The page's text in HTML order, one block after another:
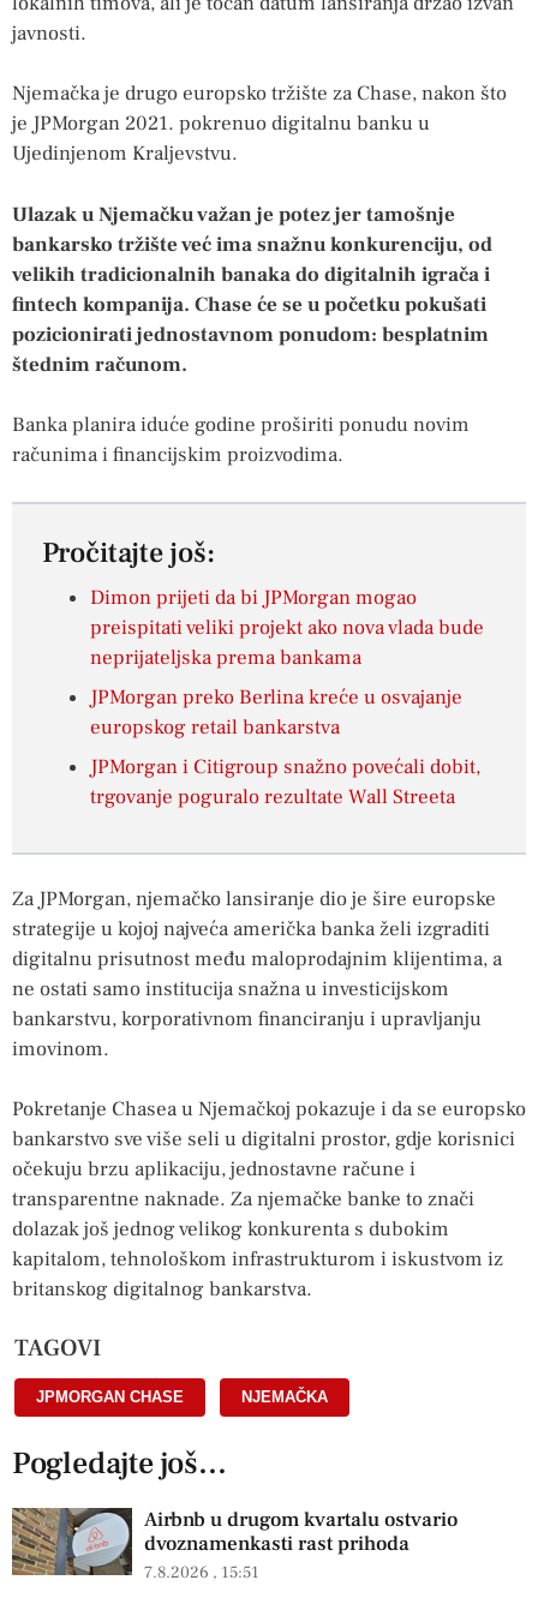
javnosti.
Njemačka je drugo europsko tržište za Chase, nakon što
je JPMorgan 2021. pokrenuo digitalnu banku u
Ujedinjenom Kraljevstvu.
Ulazak u Njemačku važan je potez jer tamošnje
bankarsko tržište već ima snažnu konkurenciju, od
velikih tradicionalnih banaka do digitalnih igrača i
fintech kompanija. Chase će se u početku pokušati
pozicionirati jednostavnom ponudom: besplatnim
štednim računom.
Banka planira iduće godine proširiti ponudu novim
računima i financijskim proizvodima.
Pročitajte još:
Dimon prijeti da bi JPMorgan mogao
preispitati veliki projekt ako nova vlada bude
neprijateljska prema bankama
JPMorgan preko Berlina kreće u osvajanje
europskog retail bankarstva
JPMorgan i Citigroup snažno povećali dobit,
trgovanje poguralo rezultate Wall Streeta
Za JPMorgan, njemačko lansiranje dio je šire europske
strategije u kojoj najveća američka banka želi izgraditi
digitalnu prisutnost među maloprodajnim klijentima, a
ne ostati samo institucija snažna u investicijskom
bankarstvu, korporativnom financiranju i upravljanju
imovinom.
Pokretanje Chasea u Njemačkoj pokazuje i da se europsko
bankarstvo sve više seli u digitalni prostor, gdje korisnici
očekuju brzu aplikaciju, jednostavne račune i
transparentne naknade. Za njemačke banke to znači
dolazak još jednog velikog konkurenta s dubokim
kapitalom, tehnološkom infrastrukturom i iskustvom iz
britanskog digitalnog bankarstva.
TAGOVI
JPMORGAN CHASE NJEMAČKA
Pogledajte još...
Airbnb u drugom kvartalu ostvario
dvoznamenkasti rast prihoda
7.8.2026 15:51